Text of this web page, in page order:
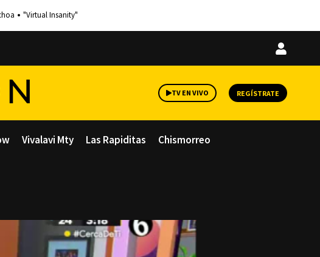
"Virtual Insanity"
Iniciar
TV EN VIVO REGÍSTRATE
Vivalavi Mty Las Rapiditas Chismorreo